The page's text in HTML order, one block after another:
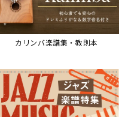
カリンバ楽譜集・教則本